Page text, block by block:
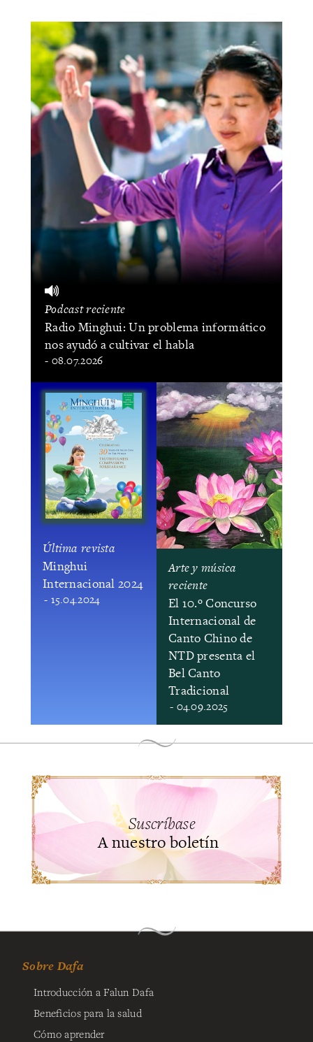
Podcast reciente
Radio Minghui: Un problema informático
nos ayudó a cultivar el habla
- 08.07.2026
Última revista
Minghui
Internacional 2024
- 15.04.2024
Arte y música
reciente
El 10.º Concurso
Internacional de
Canto Chino de
NTD presenta el
Bel Canto
Tradicional
- 04.09.2025
Suscríbase
A nuestro boletín
Sobre Dafa
Introducción a Falun Dafa
Beneficios para la salud
Cómo aprender